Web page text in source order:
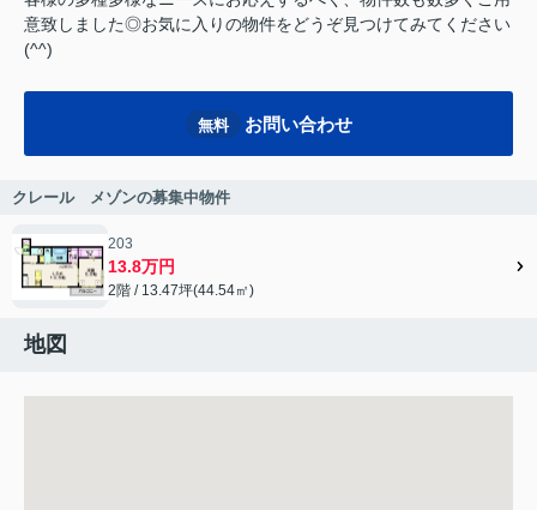
意致しました◎お気に入りの物件をどうぞ見つけてみてください
(^^)
無料 お問い合わせ
クレール メゾンの募集中物件
203
13.8万円
2階 / 13.47坪(44.54㎡)
地図